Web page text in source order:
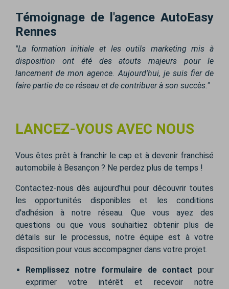
Témoignage de l'agence AutoEasy
Rennes
"La formation initiale et les outils marketing mis à
disposition ont été des atouts majeurs pour le
lancement de mon agence. Aujourd'hui, je suis fier de
faire partie de ce réseau et de contribuer à son succès."
LANCEZ-VOUS AVEC NOUS
Vous êtes prêt à franchir le cap et à devenir franchisé
automobile à Besançon ? Ne perdez plus de temps !
Contactez-nous dès aujourd'hui pour découvrir toutes
les opportunités disponibles et les conditions
d'adhésion à notre réseau. Que vous ayez des
questions ou que vous souhaitiez obtenir plus de
détails sur le processus, notre équipe est à votre
disposition pour vous accompagner dans votre projet.
Remplissez notre formulaire de contact pour
exprimer votre intérêt et recevoir notre